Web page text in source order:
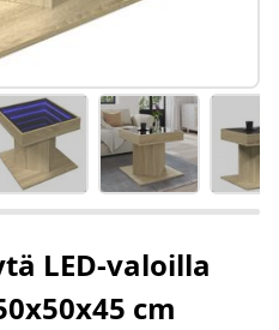
LED-valoilla
cm